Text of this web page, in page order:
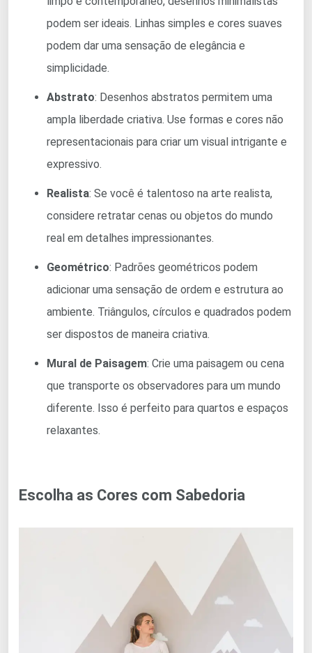
podem ser ideais. Linhas simples e cores suaves
podem dar uma sensação de elegância e
simplicidade.
Abstrato: Desenhos abstratos permitem uma
ampla liberdade criativa. Use formas e cores não
representacionais para criar um visual intrigante e
expressivo.
Realista: Se você é talentoso na arte realista,
considere retratar cenas ou objetos do mundo
real em detalhes impressionantes.
Geométrico: Padrões geométricos podem
adicionar uma sensação de ordem e estrutura ao
ambiente. Triângulos, círculos e quadrados podem
ser dispostos de maneira criativa.
Mural de Paisagem: Crie uma paisagem ou cena
que transporte os observadores para um mundo
diferente. Isso é perfeito para quartos e espaços
relaxantes.
Escolha as Cores com Sabedoria